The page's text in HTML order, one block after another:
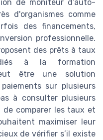
de moniteur d’auto-
d'organismes comme
des financements,
professionnelle.
des prêts à taux
à la formation
être une solution
sur plusieurs
à consulter plusieurs
de comparer les taux et
maximiser leur
de vérifier s’il existe